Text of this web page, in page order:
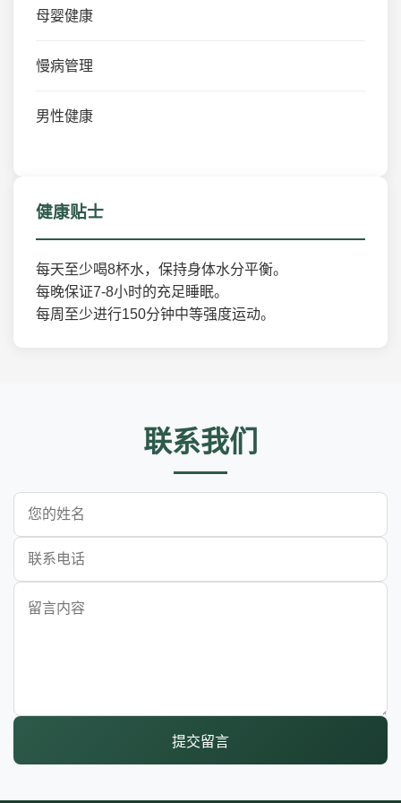
母婴健康
慢病管理
男性健康
健康贴士
每天至少喝8杯水，保持身体水分平衡。
每晚保证7-8小时的充足睡眠。
每周至少进行150分钟中等强度运动。
联系我们
提交留言